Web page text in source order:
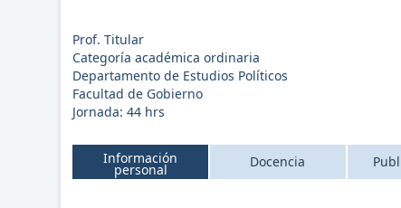
Prof. Titular
Categoría académica ordinaria
Departamento de Estudios Políticos
Facultad de Gobierno
Jornada:44 hrs
Información
personal Docencia